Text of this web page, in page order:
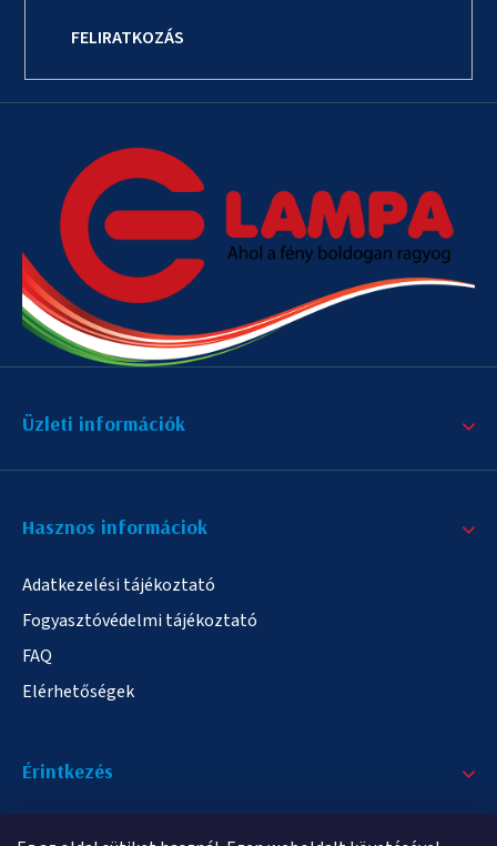
FELIRATKOZÁS
Üzleti információk
Hasznos informáciok
Adatkezelési tájékoztató
Fogyasztóvédelmi tájékoztató
FAQ
Elérhetőségek
Érintkezés